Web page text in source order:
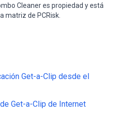
Cleaner es propiedad y está
matriz de PCRisk.
Get-a-Clip desde el
Get-a-Clip de Internet